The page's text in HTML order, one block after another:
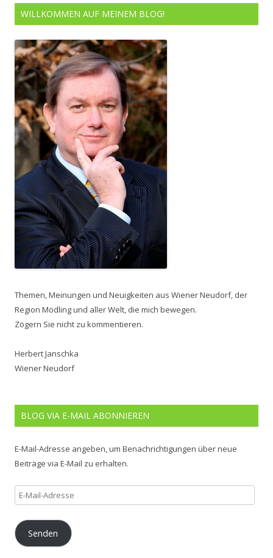
WILLKOMMEN AUF MEINEM BLOG!
Themen, Meinungen und Neuigkeiten aus Wiener Neudorf, der
Region Mödling und aller Welt, die mich bewegen.
Zögern Sie nicht zu kommentieren.
Herbert Janschka
Wiener Neudorf
BLOG VIA E-MAIL ABONNIEREN
E-Mail-Adresse angeben, um Benachrichtigungen über neue
Beiträge via E-Mail zu erhalten.
E-
Mail-
Adresse
Senden